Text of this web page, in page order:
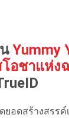
Yummy
อชาแห่ง
ยอดสร้างสรร